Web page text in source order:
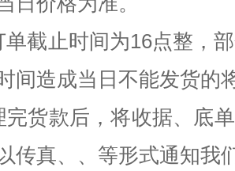
单截止时间为16点整，
间造成当日不能发货的
完货款后，将收据、底
传真、、等形式通知我